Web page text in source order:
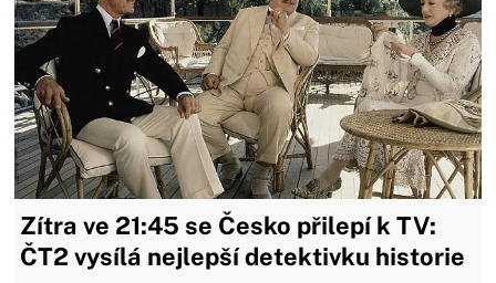
Zítra ve 21:45 se Česko přilepí k TV:
ČT2 vysílá nejlepší detektivku historie